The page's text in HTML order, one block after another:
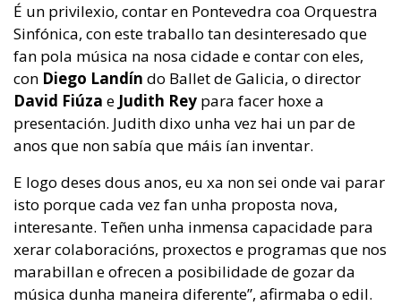
É un privilexio, contar en Pontevedra coa Orquestra
Sinfónica, con este traballo tan desinteresado que
fan pola música na nosa cidade e contar con eles,
con Diego Landín do Ballet de Galicia, o director
David Fiúza e Judith Rey para facer hoxe a
presentación. Judith dixo unha vez hai un par de
anos que non sabía que máis ían inventar.
E logo deses dous anos, eu xa non sei onde vai parar
isto porque cada vez fan unha proposta nova,
interesante. Teñen unha inmensa capacidade para
xerar colaboracións, proxectos e programas que nos
marabillan e ofrecen a posibilidade de gozar da
música dunha maneira diferente”, afirmaba o edil.